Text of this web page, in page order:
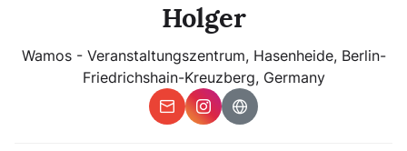
Find trending events
Holger
Wamos - Veranstaltungszentrum, Hasenheide, Berlin-
Friedrichshain-Kreuzberg, Germany